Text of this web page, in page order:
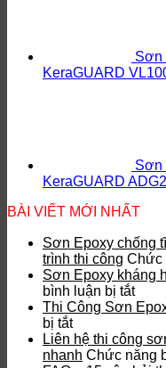
Sơn
KeraGUARD
Sơn
KeraGUARD
BÀI VIẾT MỚI NHẤT
Sơn Epoxy chống
trình thi công Chức
Sơn Epoxy kháng
bình luận bị tắtở
Sơn
hoá
Thi Công Sơn
bị tắtở
Thi
Công
Liên hệ thi công
nhanh Chức năng